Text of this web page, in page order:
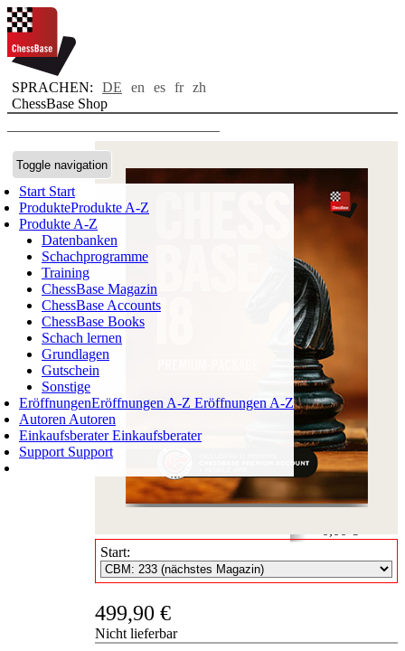
SPRACHEN: DE en es fr zh
ChessBase Shop
Toggle navigation
Start Start
ProdukteProdukte A-Z
Produkte A-Z
Datenbanken
Schachprogramme
Training
ChessBase Magazin
ChessBase Accounts
ChessBase Books
Schach lernen
Grundlagen
Gutschein
Sonstige
EröffnungenEröffnungen A-Z Eröffnungen A-Z
Autoren Autoren
EinkaufsberaterEinkaufsberater
Support Support
Login
Start:
499,90 €
Nicht lieferbar